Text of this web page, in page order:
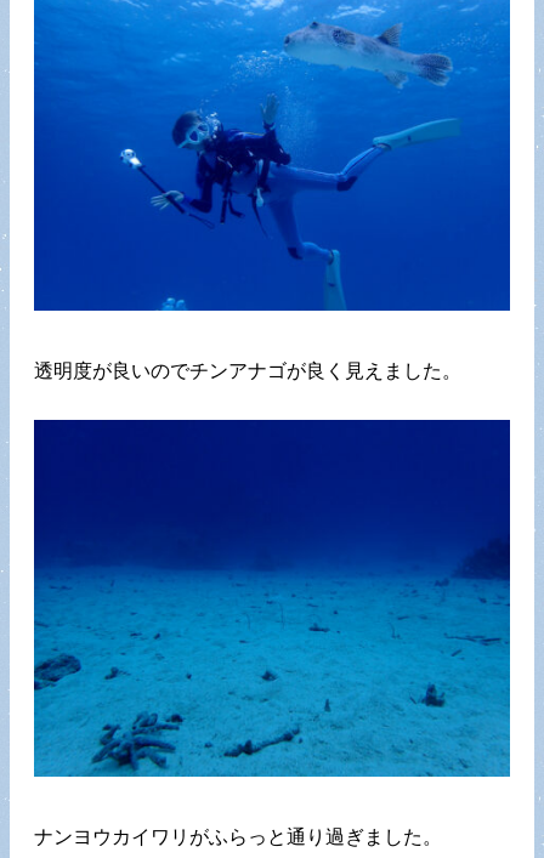
透明度が良いのでチンアナゴが良く見えました。
ナンヨウカイワリがふらっと通り過ぎました。